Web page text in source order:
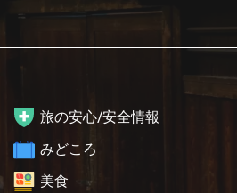
旅の安心/安全情報
みどころ
美食